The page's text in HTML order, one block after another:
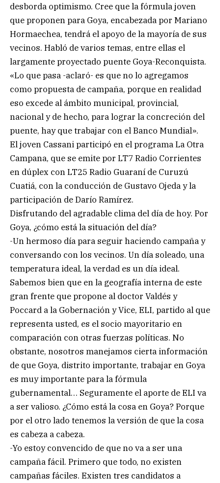
desborda optimismo. Cree que la fórmula joven
que proponen para Goya, encabezada por Mariano
Hormaechea, tendrá el apoyo de la mayoría de sus
vecinos. Habló de varios temas, entre ellas el
largamente proyectado puente Goya-Reconquista.
«Lo que pasa -aclaró- es que no lo agregamos
como propuesta de campaña, porque en realidad
eso excede al ámbito municipal, provincial,
nacional y de hecho, para lograr la concreción del
puente, hay que trabajar con el Banco Mundial».
El joven Cassani participó en el programa La Otra
Campana, que se emite por LT7 Radio Corrientes
en dúplex con LT25 Radio Guaraní de Curuzú
Cuatiá, con la conducción de Gustavo Ojeda y la
participación de Darío Ramírez.
Disfrutando del agradable clima del día de hoy. Por
Goya, ¿cómo está la situación del día?
-Un hermoso día para seguir haciendo campaña y
conversando con los vecinos. Un día soleado, una
temperatura ideal, la verdad es un día ideal.
Sabemos bien que en la geografía interna de este
gran frente que propone al doctor Valdés y
Poccard a la Gobernación y Vice, ELI, partido al que
representa usted, es el socio mayoritario en
comparación con otras fuerzas políticas. No
obstante, nosotros manejamos cierta información
de que Goya, distrito importante, trabajar en Goya
es muy importante para la fórmula
gubernamental… Seguramente el aporte de ELI va
a ser valioso. ¿Cómo está la cosa en Goya? Porque
por el otro lado tenemos la versión de que la cosa
es cabeza a cabeza.
-Yo estoy convencido de que no va a ser una
campaña fácil. Primero que todo, no existen
campañas fáciles. Existen tres candidatos a